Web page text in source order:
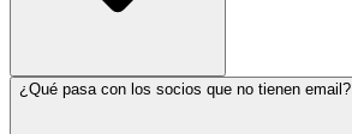
¿Qué pasa con los socios que no tienen email?